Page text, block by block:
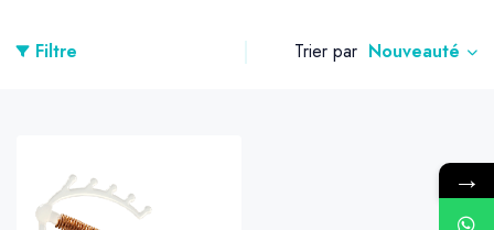
Filtre Trier par Nouveauté
→